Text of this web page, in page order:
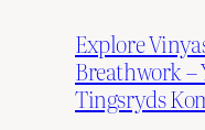
Explore
Breathwork –
Tingsryds